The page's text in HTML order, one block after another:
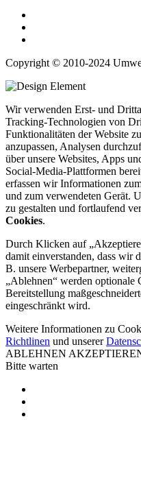
Copyright © 2010-2024
Wir verwenden Erst- und
Tracking-Technologien von
Funktionalitäten der Website
anzupassen, Analysen
über unsere Websites, Apps
Social-Media-Plattformen
erfassen wir Informationen
und zum verwendeten Gerät.
zu gestalten und fortlaufend
Cookies.
Durch Klicken auf
damit einverstanden, dass wir
B. unsere Werbepartner,
„Ablehnen“ werden
Bereitstellung
eingeschränkt wird.
Weitere Informationen zu
Richtlinen und unserer
ABLEHNEN
Bitte warten